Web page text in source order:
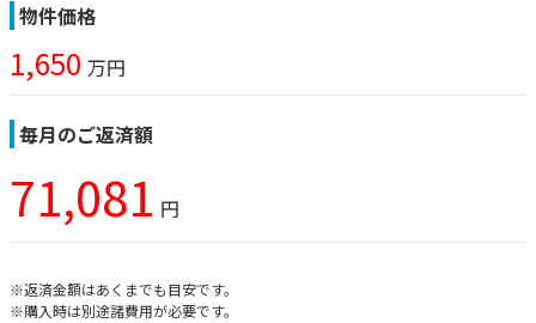
物件価格
1,650 万円
毎月のご返済額
71,081 円
※返済金額はあくまでも目安です。
※購入時は別途諸費用が必要です。